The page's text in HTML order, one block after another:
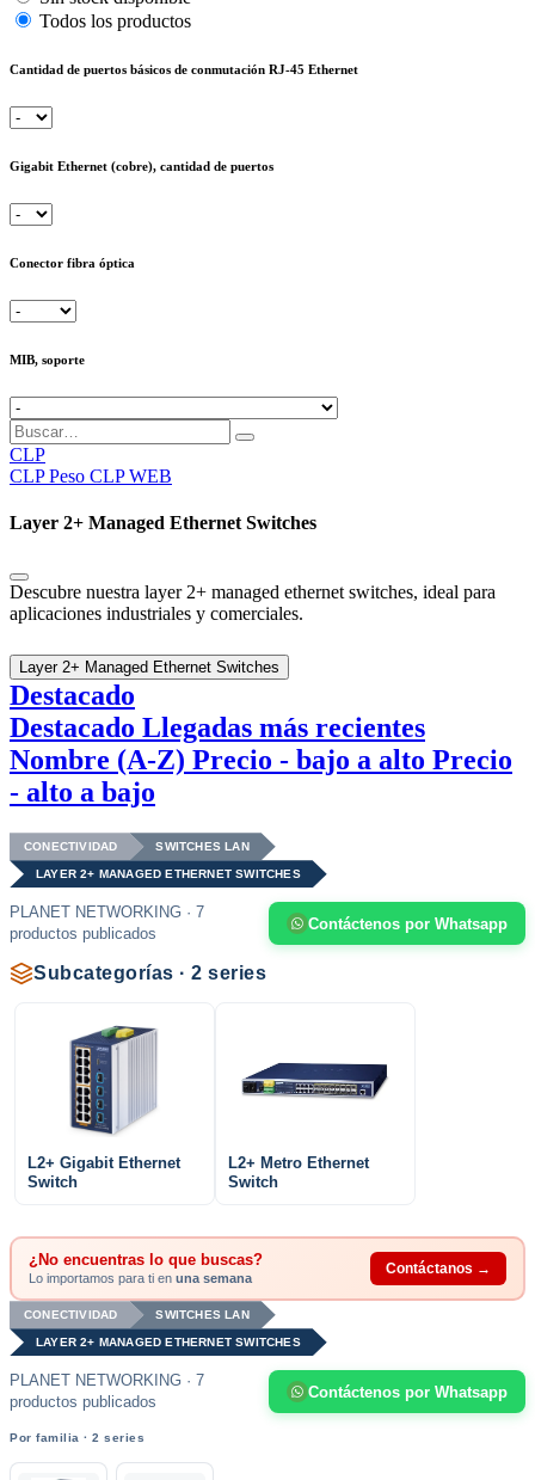
Todos los productos
Cantidad de puertos básicos de conmutación RJ-45 Ethernet
Gigabit Ethernet (cobre), cantidad de puertos
Conector fibra óptica
MIB, soporte
CLP
CLP Peso CLP WEB
Layer 2+ Managed Ethernet Switches
Descubre nuestra layer 2+ managed ethernet switches, ideal para
aplicaciones industriales y comerciales.
Layer 2+ Managed Ethernet Switches
Destacado
Destacado Llegadas más recientes
Nombre (A-Z) Precio - bajo a alto Precio
- alto a bajo
CONECTIVIDAD SWITCHES LAN
LAYER 2+ MANAGED ETHERNET SWITCHES
PLANET NETWORKING · 7
productos publicados
Contáctenos por Whatsapp
Subcategorías · 2 series
L2+ Gigabit Ethernet
Switch
L2+ Metro Ethernet
Switch
¿No encuentras lo que buscas?
Lo importamos para ti en una semana
Contáctanos →
CONECTIVIDAD SWITCHES LAN
LAYER 2+ MANAGED ETHERNET SWITCHES
PLANET NETWORKING · 7
productos publicados
Contáctenos por Whatsapp
Por familia · 2 series